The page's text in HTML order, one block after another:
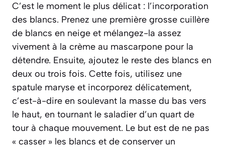
C’est le moment le plus délicat : l’incorporation
des blancs. Prenez une première grosse cuillère
de blancs en neige et mélangez-la assez
vivement à la crème au mascarpone pour la
détendre. Ensuite, ajoutez le reste des blancs en
deux ou trois fois. Cette fois, utilisez une
spatule maryse et incorporez délicatement,
c’est-à-dire en soulevant la masse du bas vers
le haut, en tournant le saladier d’un quart de
tour à chaque mouvement. Le but est de ne pas
« casser » les blancs et de conserver un